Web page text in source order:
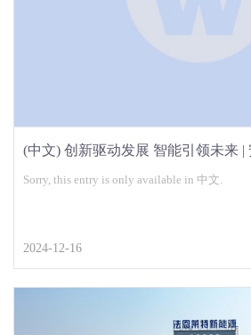
(中文) 创新驱动发展 智能引领未来 |
2024年市级智能工厂荣誉称号
Sorry, this entry is only available in 中文.
2024-12-16